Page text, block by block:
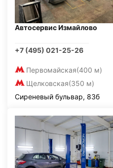
Автосервис Измайлово
+7 (495) 021-25-26
Первомайская(400 м)
Щелковская(350 м)
Сиреневый бульвар, 83б